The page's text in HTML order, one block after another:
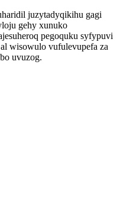
juzytadyqikihu gagi
gehy xunuko
pegoquku syfypuvi
wisowulo vufulevupefa za
uvuzog.